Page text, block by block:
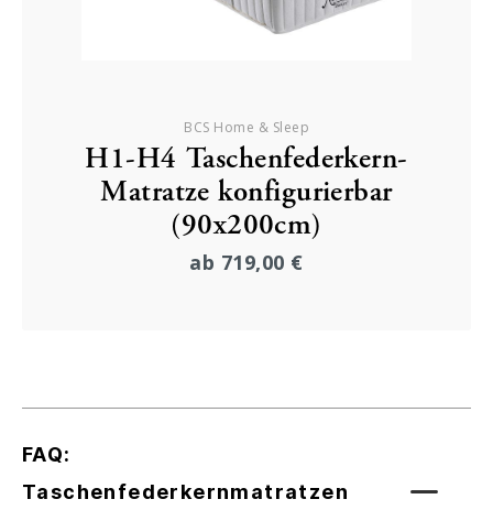
BCS Home & Sleep
H1-H4 Taschenfederkern-
Matratze konfigurierbar
(90x200cm)
ab 719,00 €
FAQ:
Taschenfederkernmatratzen